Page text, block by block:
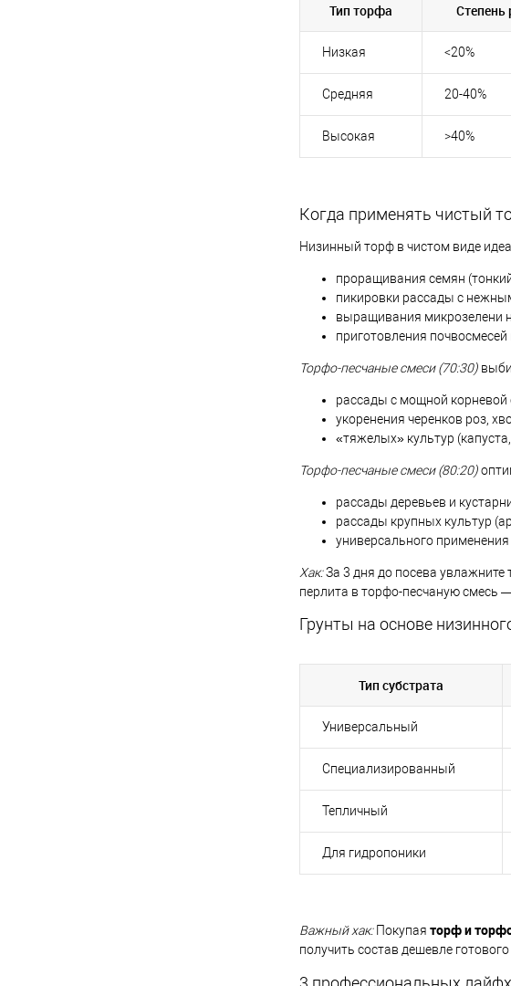
Тип торфа Степень
Низкая <20%
Средняя 20-40%
Высокая >40%
Когда применять чистый
Низинный торф в чистом виде
проращивания семян
пикировки рассады с
выращивания микрозелени
приготовления
Торфо-песчаные смеси (70:30)
рассады с мощной
укоренения черенков роз,
«тяжелых» культур
Торфо-песчаные смеси (80:20)
рассады деревьев и
рассады крупных культур
универсального
Хак:За 3 дня до посева увлажните
перлита в торфо-песчаную смесь
Грунты на основе
Тип субстрата
Универсальный
Специализированный
Тепличный
Для гидропоники
Важный хак:Покупая торф и
получить состав дешевле